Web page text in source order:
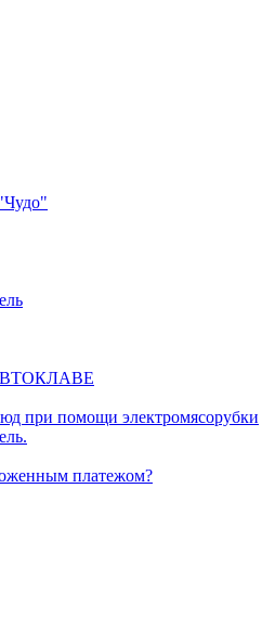
при помощи электромясорубки
платежом?